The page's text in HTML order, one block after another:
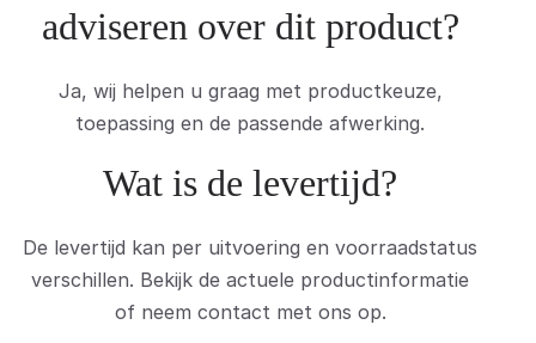
adviseren over dit product?
Ja, wij helpen u graag met productkeuze,
toepassing en de passende afwerking.
Wat is de levertijd?
De levertijd kan per uitvoering en voorraadstatus
verschillen. Bekijk de actuele productinformatie
of neem contact met ons op.